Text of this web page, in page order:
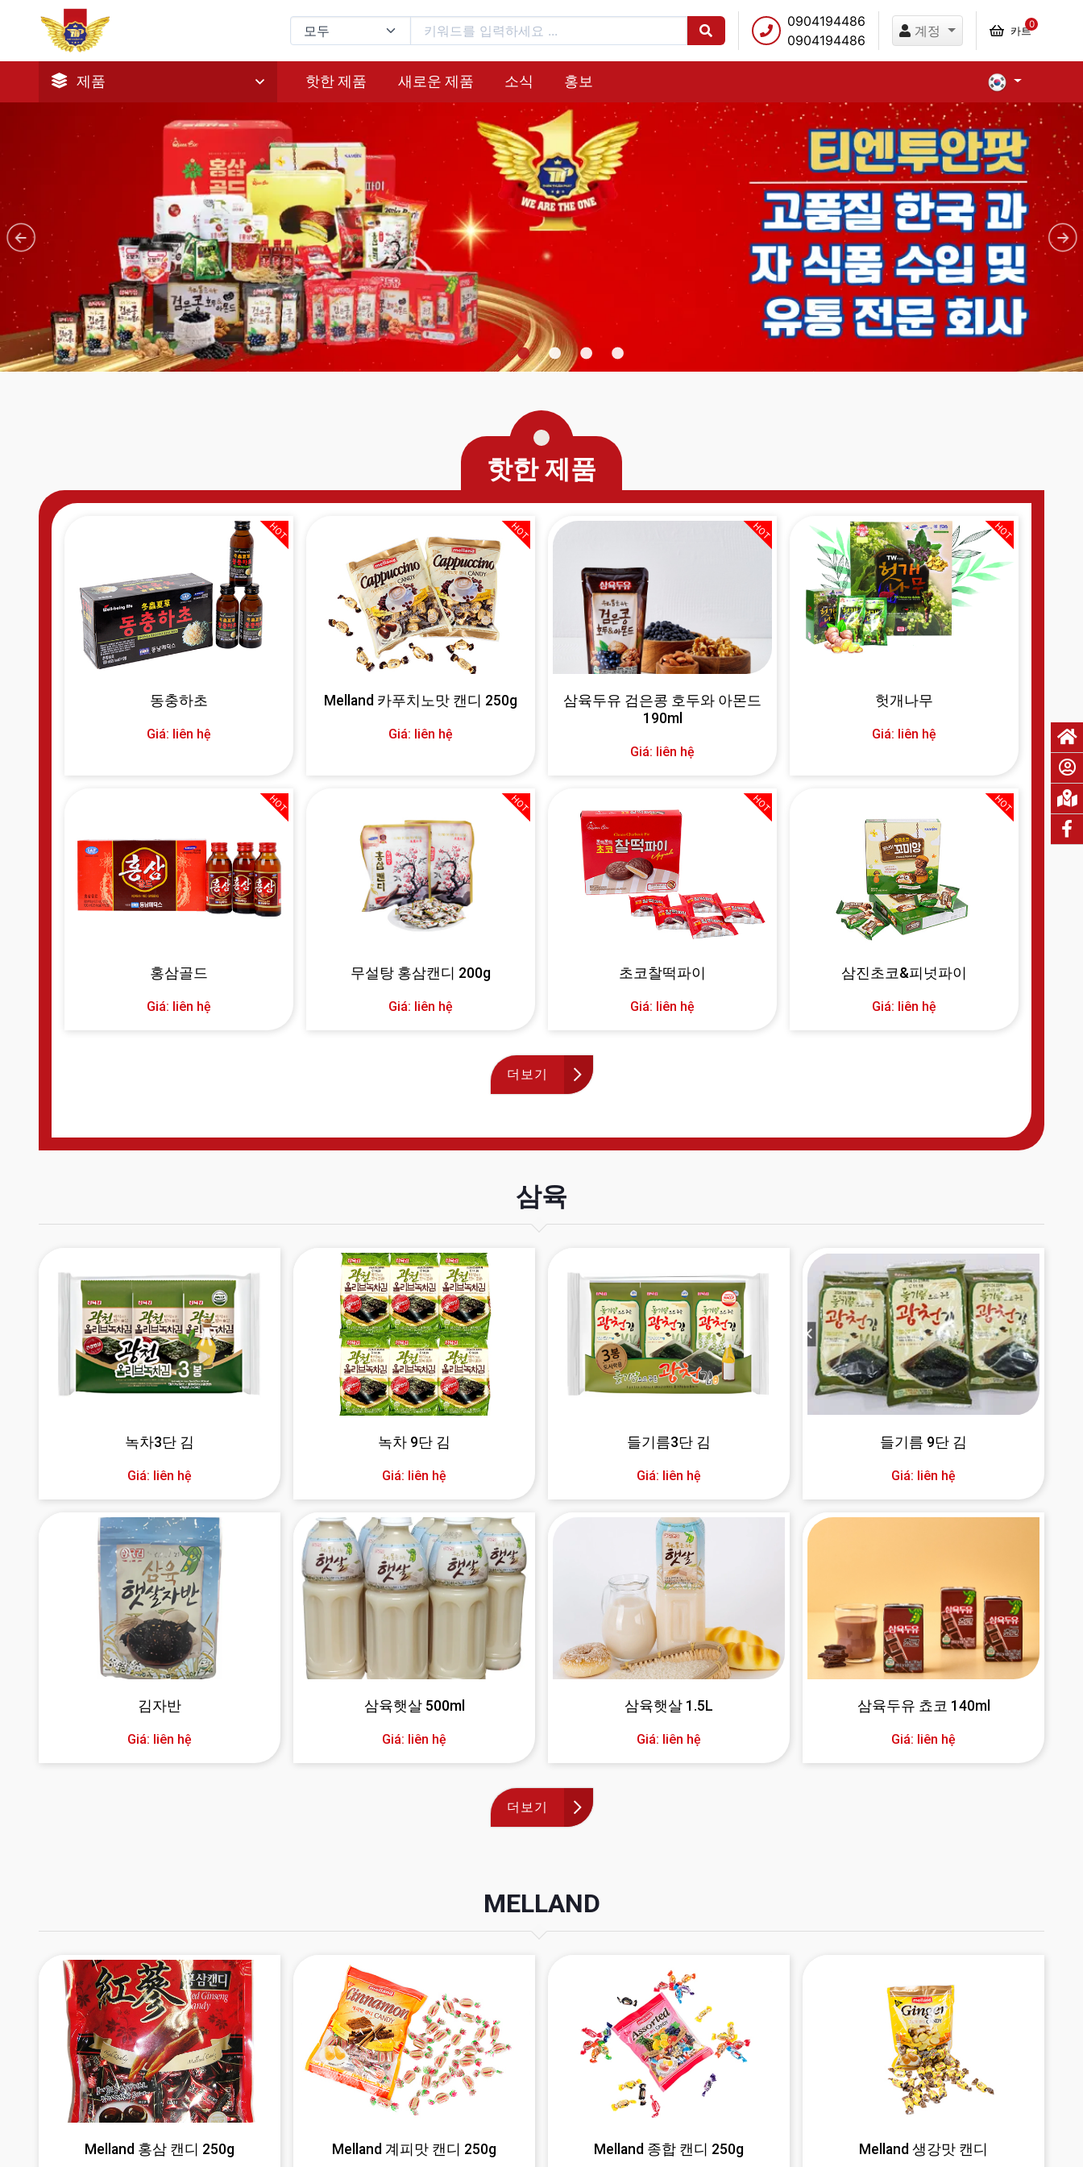
0904194486
0904194486
계정 카트0
제품 핫한 제품 새로운 제품 소식 홍보
핫한 제품
HOT
동충하초
Giá: liên hệ
HOT
Melland 카푸치노맛 캔디 250g
Giá: liên hệ
HOT
삼육두유 검은콩 호두와 아몬드
190ml
Giá: liên hệ
HOT
헛개나무
Giá: liên hệ
HOT
홍삼골드
Giá: liên hệ
HOT
무설탕 홍삼캔디 200g
Giá: liên hệ
HOT
초코찰떡파이
Giá: liên hệ
HOT
삼진초코&피넛파이
Giá: liên hệ
더보기
삼육
녹차3단 김
Giá: liên hệ
녹차 9단 김
Giá: liên hệ
들기름3단 김
Giá: liên hệ
들기름 9단 김
Giá: liên hệ
김자반
Giá: liên hệ
삼육햇살 500ml
Giá: liên hệ
삼육햇살 1.5L
Giá: liên hệ
삼육두유 쵸코 140ml
Giá: liên hệ
더보기
MELLAND
Melland 홍삼 캔디 250g Melland 계피맛 캔디 250g Melland 종합 캔디 250g Melland 생강맛 캔디